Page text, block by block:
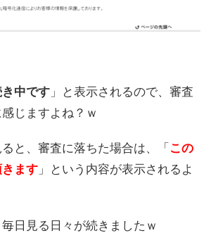
中です 」と表示されるので、審査
じますよね？ｗ
と、審査に落ちた場合は、「この
ます 」という内容が表示されるよ
日見る日々が続きましたｗ